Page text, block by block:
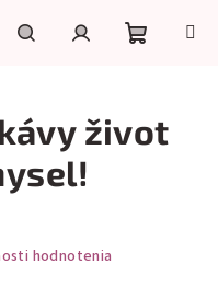
košík
život
hodnotenia